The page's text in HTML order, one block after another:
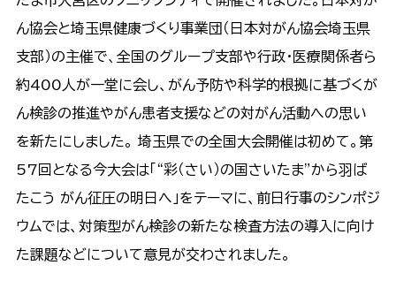
ん協会と埼玉県健康づくり事業団（日本対がん協会埼玉県
支部）の主催で、全国のグループ支部や行政・医療関係者ら
約400人が一堂に会し、がん予防や科学的根拠に基づくが
ん検診の推進やがん患者支援などの対がん活動への思い
を新たにしました。 埼玉県での全国大会開催は初めて。第
57回となる今大会は「“彩（さい）の国さいたま”から羽ば
たこう がん征圧の明日へ」をテーマに、前日行事のシンポジ
ウムでは、対策型がん検診の新たな検査方法の導入に向け
た課題などについて意見が交わされました。